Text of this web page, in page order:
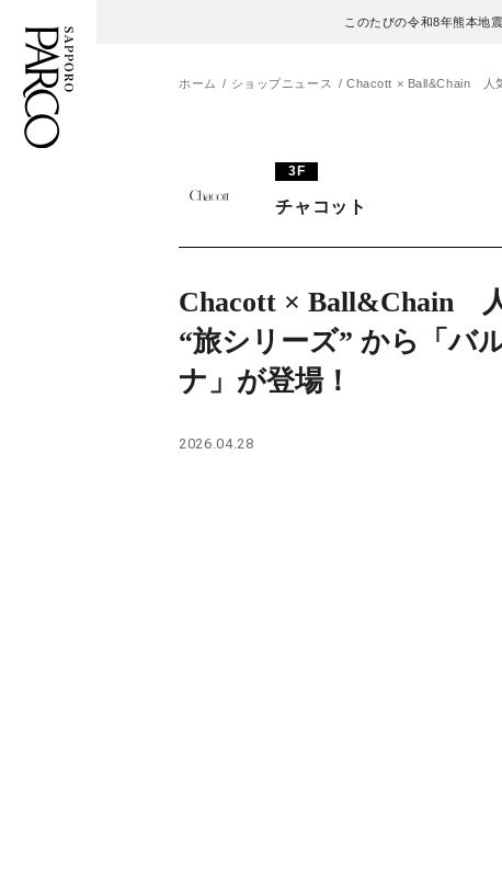
このたびの令和8年熊本地
施設案内・アクセス
レストラン・カフェ
ภาษาไทย
ホーム ショップニュース Chacott × Ball&Chain 人
3F
チャコット
Chacott × Ball&Chain
“旅シリーズ” から「バ
ナ」が登場！
2026.04.28